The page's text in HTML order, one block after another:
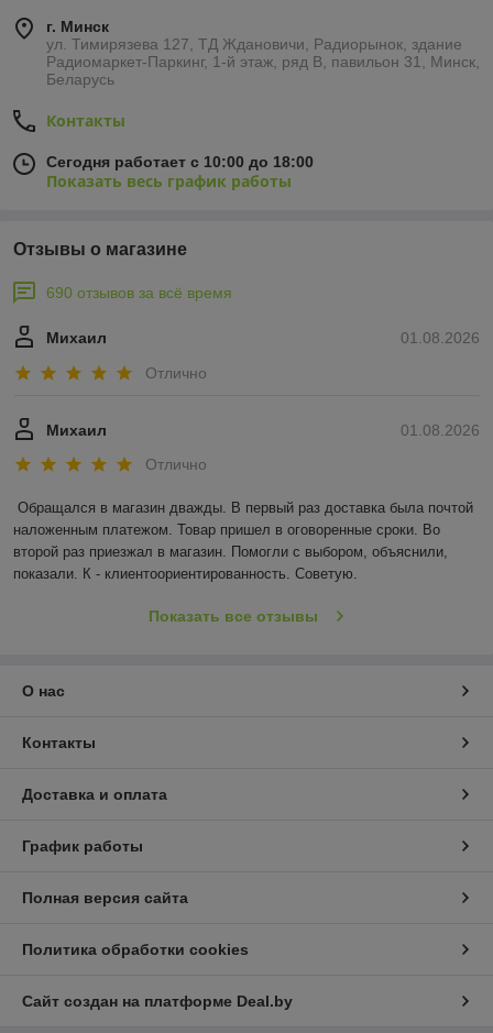
г. Минск
ул. Тимирязева 127, ТД Ждановичи, Радиорынок, здание
Радиомаркет-Паркинг, 1-й этаж, ряд В, павильон 31, Минск,
Беларусь
Контакты
Сегодня работает с 10:00 до 18:00
Показать весь график работы
Отзывы о магазине
690 отзывов за всё время
01.08.2026
Михаил
Отлично
01.08.2026
Михаил
Отлично
Обращался в магазин дважды. В первый раз доставка была почтой
наложенным платежом. Товар пришел в оговоренные сроки. Во
второй раз приезжал в магазин. Помогли с выбором, объяснили,
показали. К - клиентоориентированность. Советую.
Показать все отзывы
О нас
Контакты
Доставка и оплата
График работы
Полная версия сайта
Политика обработки cookies
Сайт создан на платформе Deal.by